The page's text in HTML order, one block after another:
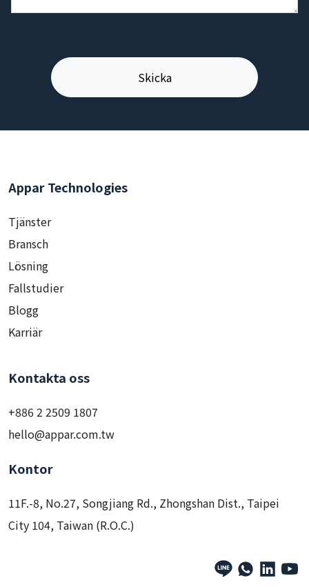
Appar Technologies
Tjänster
Bransch
Lösning
Fallstudier
Blogg
Karriär
Kontakta oss
+886 2 2509 1807
hello@appar.com.tw
Kontor
11F.-8, No.27, Songjiang Rd., Zhongshan Dist., Taipei
City 104, Taiwan (R.O.C.)